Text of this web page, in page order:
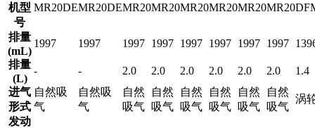
机型
号
MR20DEMR20DEMR20MR20MR20MR20MR20MR20
排量
(mL)
1997 1997 1997 1997 1997 1997 1997 1997
排量
(L)
- - 2.0 2.0 2.0 2.0 2.0 2.0
1.4
进气
形式
自然吸
气
自然吸
气
自然
吸气
自然
吸气
自然
吸气
自然
吸气
自然
吸气
自然
吸气
涡
发动